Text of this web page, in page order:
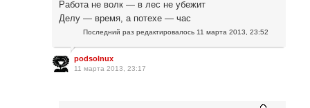
Работа не волк — в лес не убежит
Делу — время, а потехе — час
Последний раз редактировалось 11 марта 2013, 23:52
podsolnux
11 марта 2013, 23:17